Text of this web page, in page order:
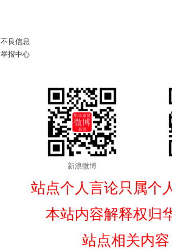
不良信息
举报中心
新浪微博
站点个人言论只属个
本站内容解释权归
站点相关内